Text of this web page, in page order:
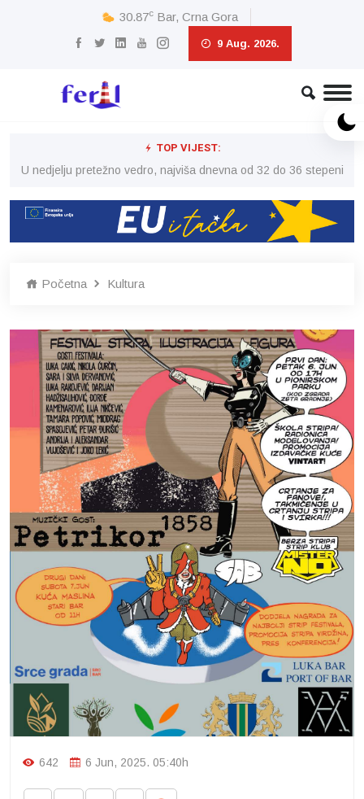
30.87c Bar, Crna Gora
9 Aug. 2026.
TOP VIJEST:
U nedjelju pretežno vedro, najviša dnevna od 32 do 36 stepeni
Početna Kultura
642 6 Jun, 2025. 05:40h